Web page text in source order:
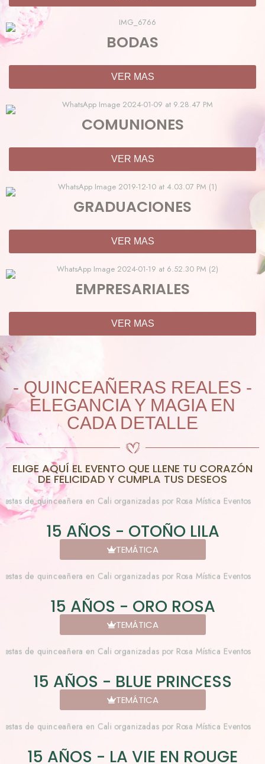
BODAS
VER MAS
COMUNIONES
VER MAS
GRADUACIONES
VER MAS
EMPRESARIALES
VER MAS
- QUINCEAÑERAS REALES -
ELEGANCIA Y MAGIA EN
CADA DETALLE
ELIGE AQUÍ EL EVENTO QUE LLENE TU CORAZÓN
DE FELICIDAD Y CUMPLA TUS DESEOS
15 AÑOS - OTOÑO LILA
TEMÁTICA
15 AÑOS - ORO ROSA
TEMÁTICA
15 AÑOS - BLUE PRINCESS
TEMÁTICA
15 AÑOS - LA VIE EN ROUGE